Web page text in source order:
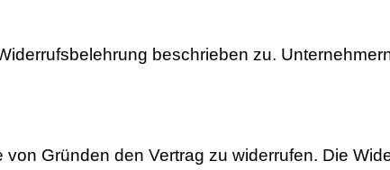
beschrieben zu.
Gründen den Vertrag zu widerrufen. Die